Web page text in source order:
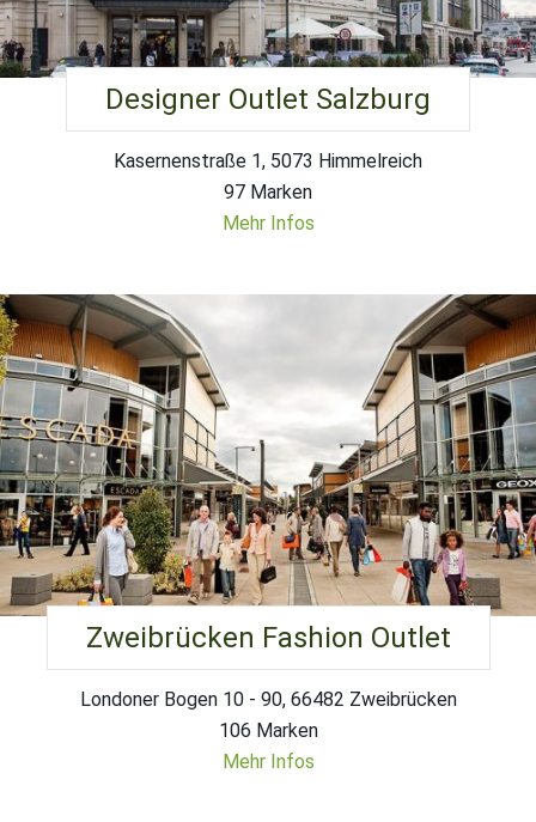
Designer Outlet Salzburg
Kasernenstraße 1, 5073 Himmelreich
97 Marken
Mehr Infos
Zweibrücken Fashion Outlet
Londoner Bogen 10 - 90, 66482 Zweibrücken
106 Marken
Mehr Infos